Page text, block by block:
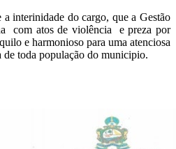
interinidade do cargo, que a Gestão
com atos de violência e preza por
e harmonioso para uma atenciosa
de toda população do municipio.